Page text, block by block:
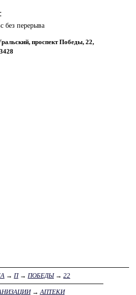
без перерыва
проспект Победы, 22,
→ П→ ПОБЕДЫ→ 22
→АПТЕКИ